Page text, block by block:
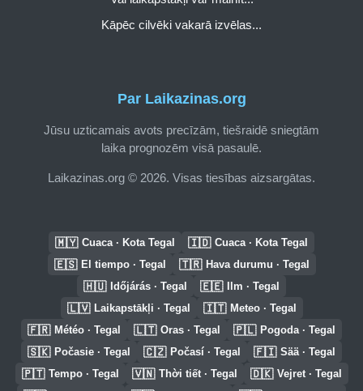
Par Laikazinas.org
Jūsu uzticamais avots precīzām, tiešraidē sniegtām
laika prognozēm visā pasaulē.
Laikazinas.org © 2026. Visas tiesības aizsargātas.
Kāpēc cilvēki vakarā izvēlas...
🇲🇾 Cuaca · Kota Tegal 🇮🇩 Cuaca · Kota Tegal
🇪🇸 El tiempo · Tegal 🇹🇷 Hava durumu · Tegal
🇭🇺 Időjárás · Tegal 🇪🇪 Ilm · Tegal
🇱🇻 Laikapstākļi · Tegal 🇮🇹 Meteo · Tegal
🇫🇷 Météo · Tegal 🇱🇹 Oras · Tegal 🇵🇱 Pogoda · Tegal
🇸🇰 Počasie · Tegal 🇨🇿 Počasí · Tegal 🇫🇮 Sää · Tegal
🇵🇹 Tempo · Tegal 🇻🇳 Thời tiết · Tegal 🇩🇰 Vejret · Tegal